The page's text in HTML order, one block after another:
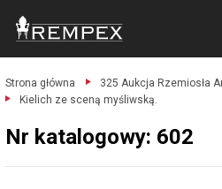
Strona główna
325 Aukcja Rzemiosła
Kielich ze sceną myśliwską.
Nr katalogowy: 602